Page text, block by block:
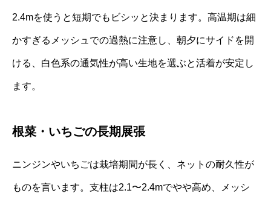
2.4mを使うと短期でもビシッと決まります。高温期は細
かすぎるメッシュでの過熱に注意し、朝夕にサイドを開
ける、白色系の通気性が高い生地を選ぶと活着が安定し
ます。
根菜・いちごの長期展張
ニンジンやいちごは栽培期間が長く、ネットの耐久性が
ものを言います。支柱は2.1〜2.4mでやや高め、メッシ